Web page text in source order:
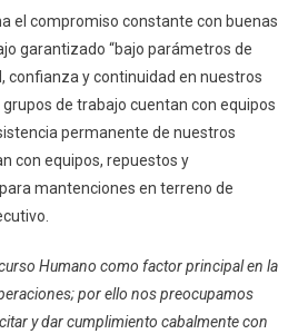
el compromiso constante con buenas
garantizado “bajo parámetros de
confianza y continuidad en nuestros
de trabajo cuentan con equipos
permanente de nuestros
con equipos, repuestos y
mantenciones en terreno de
Humano como factor principal en la
por ello nos preocupamos
y dar cumplimiento cabalmente con